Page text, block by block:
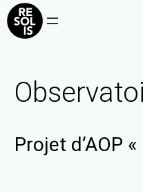
Projet d’AOP